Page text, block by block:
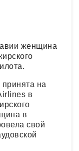
женщина
на
в
в
свой